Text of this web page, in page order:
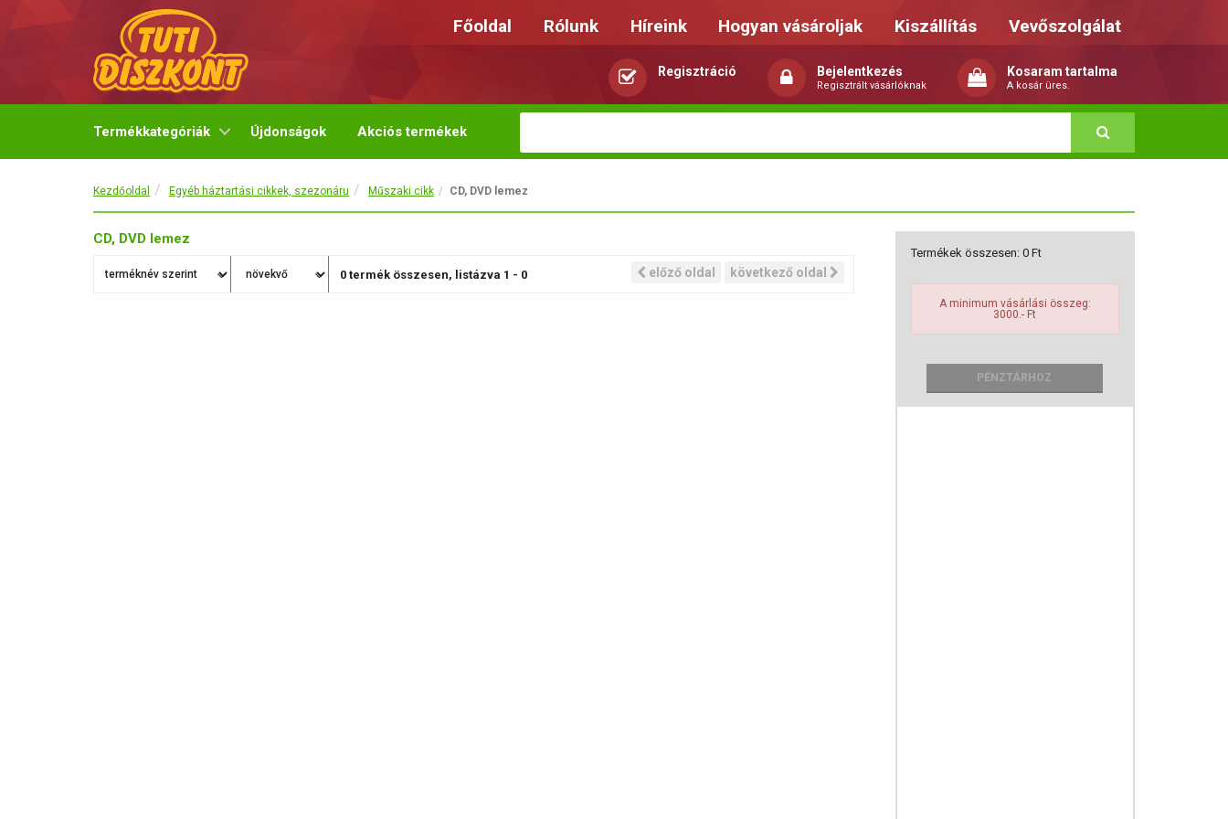
Főoldal Rólunk Híreink Hogyan vásároljak Kiszállítás Vevőszolgálat
Regisztráció Bejelentkezés
Regisztrált vásárlóknak
Kosaram tartalma
A kosár üres.
Termékkategóriák Újdonságok Akciós termékek
Kezdőoldal Egyéb háztartási cikkek, szezonáru Műszaki cikk CD, DVD lemez
CD, DVD lemez
0 termék összesen, listázva 1 - 0 előző oldal következő oldal
Termékek összesen: 0 Ft
A minimum vásárlási összeg:
3000.- Ft
PÉNZTÁRHOZ